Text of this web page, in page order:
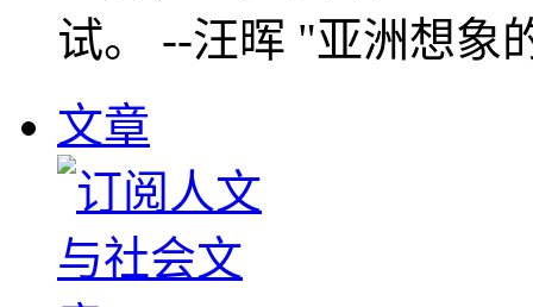
试。 --汪晖 "亚洲想象
文章